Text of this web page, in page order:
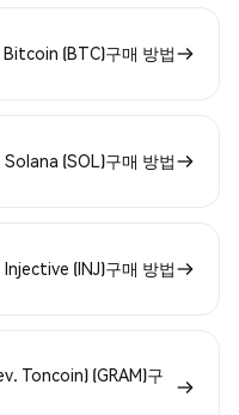
Bitcoin (BTC)구매 방법
Solana (SOL)구매 방법
Injective (INJ)구매 방법
Toncoin) (GRAM)구